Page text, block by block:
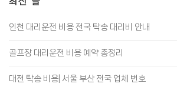
인천 대리운전 비용 전국 탁송 대리비 안내
골프장 대리운전 비용 예약 총정리
대전 탁송 비용| 서울 부산 전국 업체 번호